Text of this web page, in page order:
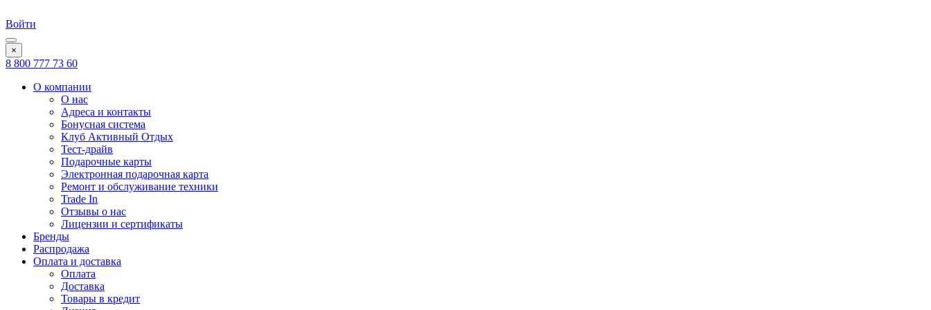
Войти
×
8 800 777 73 60
О компании
О нас
Адреса и контакты
Бонусная система
Клуб Активный Отдых
Тест-драйв
Подарочные карты
Электронная подарочная карта
Ремонт и обслуживание техники
Trade In
Отзывы о нас
Лицензии и сертификаты
Бренды
Распродажа
Оплата и доставка
Оплата
Доставка
Товары в кредит